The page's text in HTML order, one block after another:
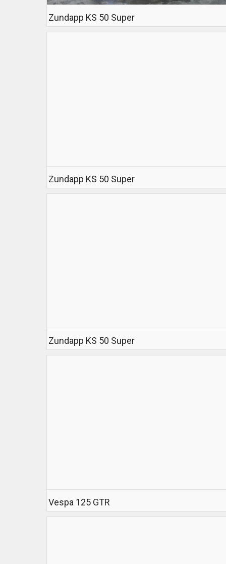
Zundapp KS 50 Super
Zundapp KS 50 Super
Zundapp KS 50 Super
Vespa 125 GTR